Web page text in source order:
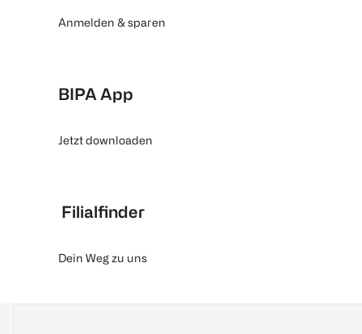
Anmelden & sparen
BIPA App
Jetzt downloaden
Filialfinder
Dein Weg zu uns